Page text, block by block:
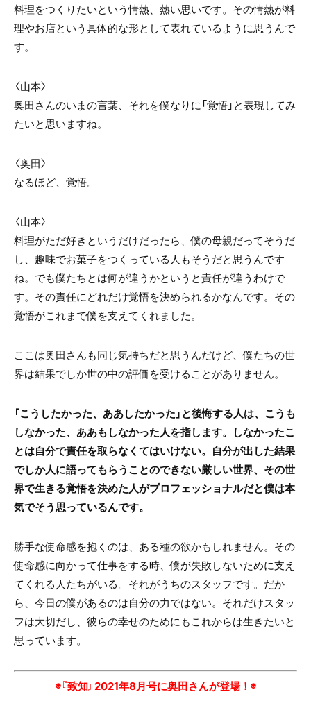
料理をつくりたいという情熱、熱い思いです。その情熱が料
理やお店という具体的な形として表れているように思うんで
す。
〈山本〉
奥田さんのいまの言葉、それを僕なりに「覚悟」と表現してみ
たいと思いますね。
〈奥田〉
なるほど、覚悟。
〈山本〉
料理がただ好きというだけだったら、僕の母親だってそうだ
し、趣味でお菓子をつくっている人もそうだと思うんです
ね。でも僕たちとは何が違うかというと責任が違うわけで
す。その責任にどれだけ覚悟を決められるかなんです。その
覚悟がこれまで僕を支えてくれました。
ここは奥田さんも同じ気持ちだと思うんだけど、僕たちの世
界は結果でしか世の中の評価を受けることがありません。
「こうしたかった、ああしたかった」と後悔する人は、こうも
しなかった、ああもしなかった人を指します。しなかったこ
とは自分で責任を取らなくてはいけない。自分が出した結果
でしか人に語ってもらうことのできない厳しい世界、その世
界で生きる覚悟を決めた人がプロフェッショナルだと僕は本
気でそう思っているんです。
勝手な使命感を抱くのは、ある種の欲かもしれません。その
使命感に向かって仕事をする時、僕が失敗しないために支え
てくれる人たちがいる。それがうちのスタッフです。だか
ら、今日の僕があるのは自分の力ではない。それだけスタッ
フは大切だし、彼らの幸せのためにもこれからは生きたいと
思っています。
◉『致知』2021年8月号に奥田さんが登場！◉